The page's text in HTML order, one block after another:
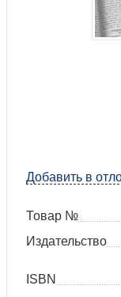
Добавить в
Товар №
Издательство
ISBN